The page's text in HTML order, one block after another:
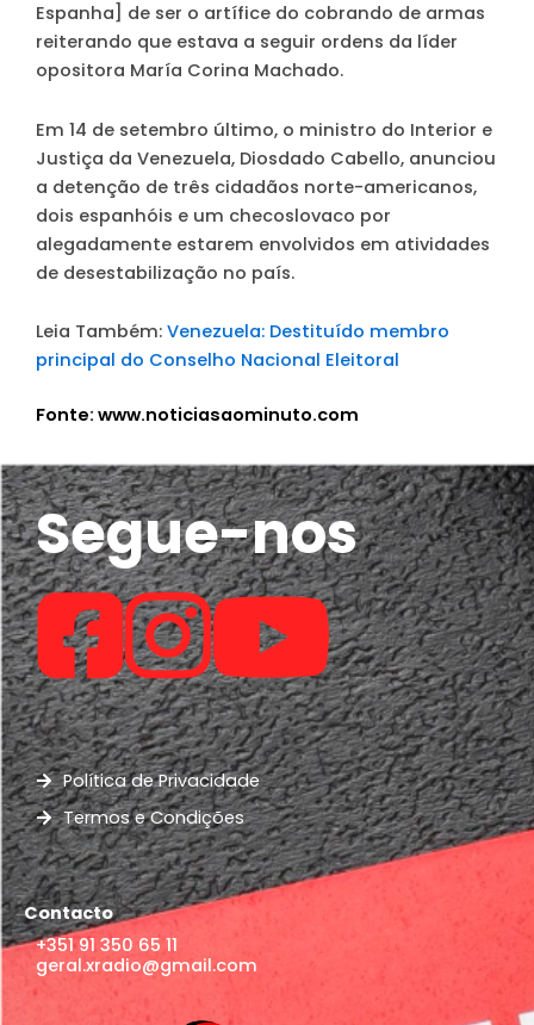
Espanha] de ser o artífice do cobrando de armas
reiterando que estava a seguir ordens da líder
opositora María Corina Machado.
Em 14 de setembro último, o ministro do Interior e
Justiça da Venezuela, Diosdado Cabello, anunciou
a detenção de três cidadãos norte-americanos,
dois espanhóis e um checoslovaco por
alegadamente estarem envolvidos em atividades
de desestabilização no país.
Leia Também: Venezuela: Destituído membro
principal do Conselho Nacional Eleitoral
Fonte: www.noticiasaominuto.com
Segue-nos
Política de Privacidade
Termos e Condições
Contacto
+351 91 350 65 11
geral.xradio@gmail.com